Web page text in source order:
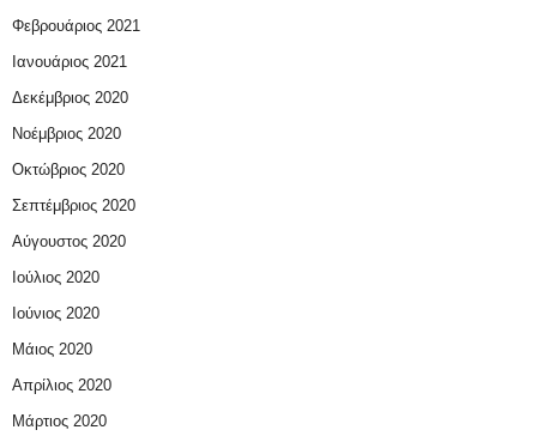
Φεβρουάριος 2021
Ιανουάριος 2021
Δεκέμβριος 2020
Νοέμβριος 2020
Οκτώβριος 2020
Σεπτέμβριος 2020
Αύγουστος 2020
Ιούλιος 2020
Ιούνιος 2020
Μάιος 2020
Απρίλιος 2020
Μάρτιος 2020